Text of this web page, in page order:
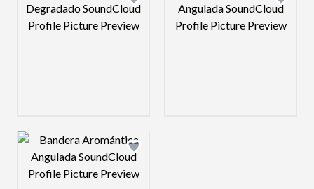
Design preview image